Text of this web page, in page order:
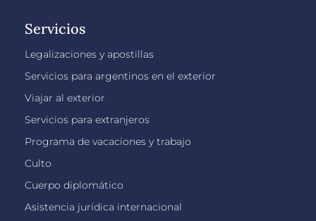
Servicios
Legalizaciones y apostillas
Servicios para argentinos en el exterior
Viajar al exterior
Servicios para extranjeros
Programa de vacaciones y trabajo
Culto
Cuerpo diplomático
Asistencia jurídica internacional